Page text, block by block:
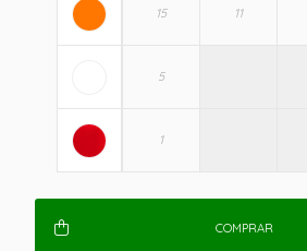
COMPRAR